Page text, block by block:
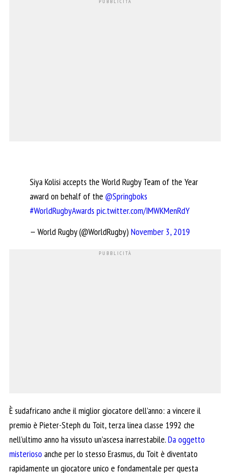
Siya Kolisi accepts the World Rugby Team of the Year
award on behalf of the @Springboks
#WorldRugbyAwards pic.twitter.com/IMWKMenRdY
— World Rugby (@WorldRugby) November 3, 2019
È sudafricano anche il miglior giocatore dell’anno: a vincere il
premio è Pieter-Steph du Toit, terza linea classe 1992 che
nell’ultimo anno ha vissuto un’ascesa inarrestabile.Da oggetto
misterioso anche per lo stesso Erasmus, du Toit è diventato
rapidamente un giocatore unico e fondamentale per questa